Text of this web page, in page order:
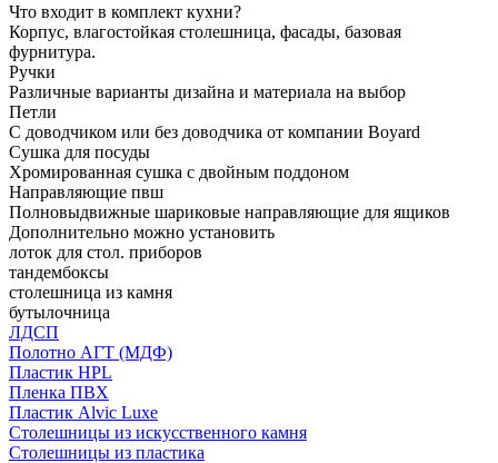
Что входит в комплект кухни?
Корпус, влагостойкая столешница, фасады, базовая
фурнитура.
Ручки
Различные варианты дизайна и материала на выбор
Петли
С доводчиком или без доводчика от компании Boyard
Сушка для посуды
Хромированная сушка с двойным поддоном
Направляющие пвш
Полновыдвижные шариковые направляющие для ящиков
Дополнительно можно установить
лоток для стол. приборов
тандембоксы
столешница из камня
бутылочница
ЛДСП
Полотно АГТ (МДФ)
Пластик HPL
Пленка ПВХ
Пластик Alvic Luxe
Столешницы из искусственного камня
Столешницы из пластика